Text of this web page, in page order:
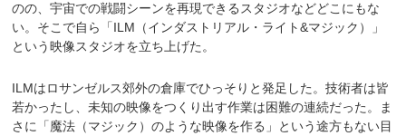
のの、宇宙での戦闘シーンを再現できるスタジオなどどこにもな
い。そこで自ら「ILM（インダストリアル・ライト&マジック）」
という映像スタジオを立ち上げた。
ILMはロサンゼルス郊外の倉庫でひっそりと発足した。技術者は皆
若かったし、未知の映像をつくり出す作業は困難の連続だった。ま
さに「魔法（マジック）のような映像を作る」という途方もない目